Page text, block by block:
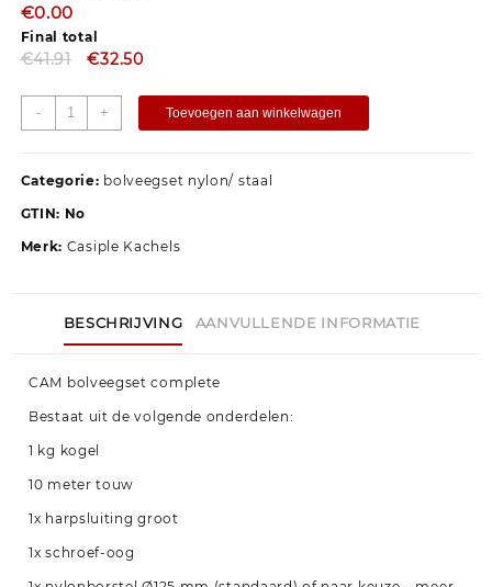
€0.00
Final total
€41.91 €32.50
- + Toevoegen aan winkelwagen
Categorie: bolveegset nylon/ staal
GTIN: No
Merk: Casiple Kachels
BESCHRIJVING AANVULLENDE INFORMATIE
CAM bolveegset complete
Bestaat uit de volgende onderdelen:
1 kg kogel
10 meter touw
1x harpsluiting groot
1x schroef-oog